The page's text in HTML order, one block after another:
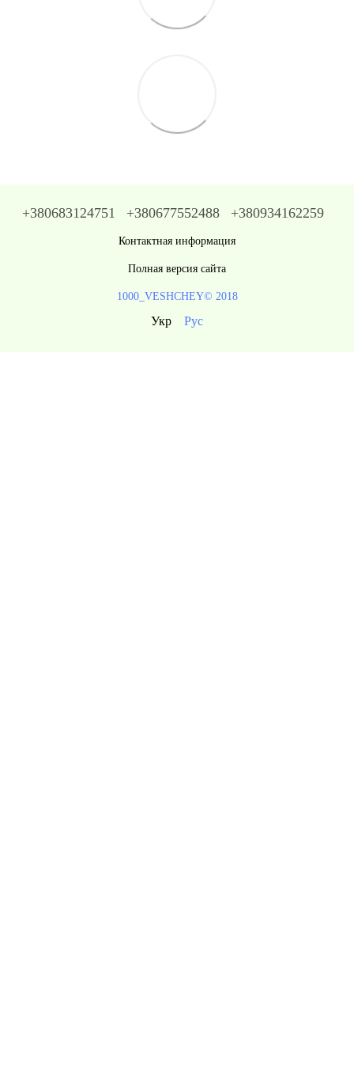
+380683124751 +380677552488 +380934162259
Контактная информация
Полная версия сайта
1000_VESHCHEY© 2018
Укр Рус